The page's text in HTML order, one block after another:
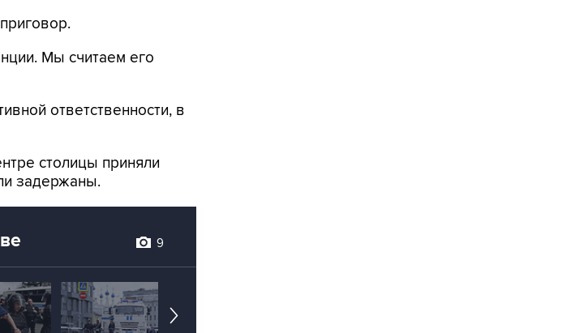
Мы считаем его
ответственности, в
столицы приняли
задержаны.
9